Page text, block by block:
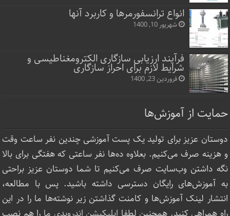
انواع ترانسفورمرها و کاربرد آنها
شهریور 10, 1400
فرآیند ارزیابی سازگاری الکترومغناطیسی و
شرایط لازم برای احراز سازگاری
فروردین 23, 1400
حمایت از آموزش‌ها
دوستان عزیز برای تولید یک پست آموزشی چندین نفر ساعت‌ وقت
و هزینه صرف می‌کنیم. بعلاوه ده‌ها نفر ساعتی که هفتگی برای بالا
نگه داشتن وب‌سایت صرف ‌می‌کنیم تا شما دوستان عزیز براحتی
به آموزش‌های رایگان دسترسی داشته باشید. پس با مطالعه،
انتشار لینک‌ آموزش‌ها و کامنت گذاشتن زیر نوشته‌‌ها ما را در این